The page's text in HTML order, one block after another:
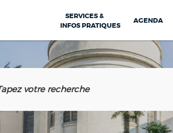
SERVICES &
INFOS PRATIQUES
AGENDA